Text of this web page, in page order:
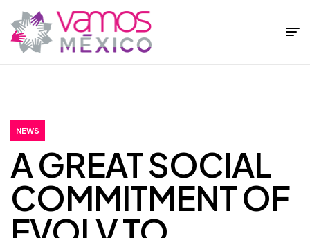
México
NEWS
A GREAT SOCIAL
COMMITMENT OF